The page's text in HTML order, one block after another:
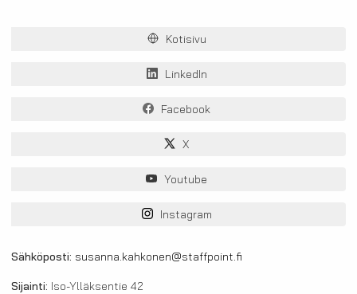
Kotisivu
LinkedIn
Facebook
X
Youtube
Instagram
Sähköposti: susanna.kahkonen@staffpoint.fi
Sijainti: Iso-Ylläksentie 42